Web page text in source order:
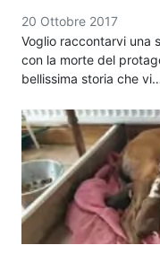
20 Ottobre 2017
Voglio raccontarvi una
con la morte del
bellissima storia che